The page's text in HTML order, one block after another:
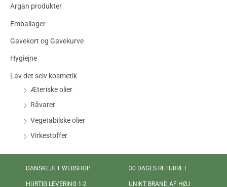
Argan produkter
Emballager
Gavekort og Gavekurve
Hygiejne
Lav det selv kosmetik
Æteriske olier
Råvarer
Vegetabilske olier
Virkestoffer
DANSKEJET WEBSHOP
HURTIG LEVERING 1-2
30 DAGES RETURRET
UNIKT BRAND AF HØJ